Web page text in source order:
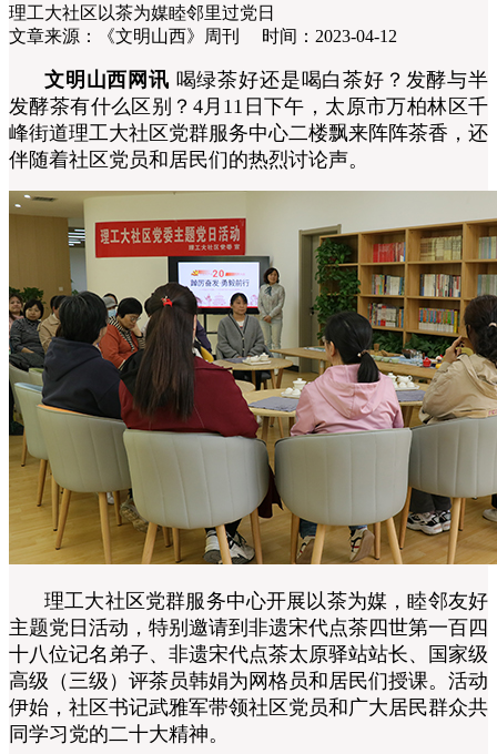
理工大社区以茶为媒睦邻里过党日
文章来源：《文明山西》周刊 时间：2023-04-12
文明山西网讯 喝绿茶好还是喝白茶好？发酵与半
发酵茶有什么区别？4月11日下午，太原市万柏林区千
峰街道理工大社区党群服务中心二楼飘来阵阵茶香，还
伴随着社区党员和居民们的热烈讨论声。
理工大社区党群服务中心开展以茶为媒，睦邻友好
主题党日活动，特别邀请到非遗宋代点茶四世第一百四
十八位记名弟子、非遗宋代点茶太原驿站站长、国家级
高级（三级）评茶员韩娟为网格员和居民们授课。活动
伊始，社区书记武雅军带领社区党员和广大居民群众共
同学习党的二十大精神。